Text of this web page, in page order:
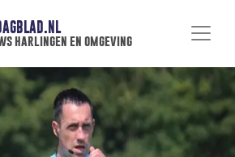
harlingen en omgeving